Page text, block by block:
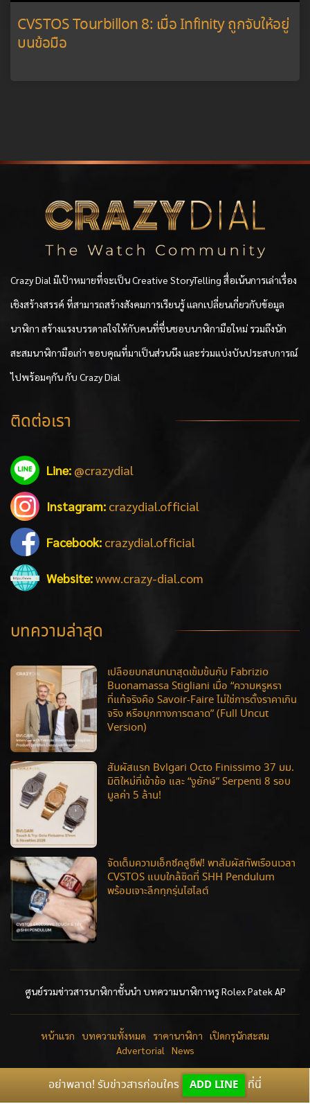
CVSTOS Tourbillon 8: เมื่อ Infinity ถูกจับให้อยู่
บนข้อมือ
Crazy Dial มีเป้าหมายที่จะเป็น Creative StoryTelling สื่อเน้นการเล่าเรื่อง
เชิงสร้างสรรค์ ที่สามารถสร้างสังคมการเรียนรู้ แลกเปลี่ยนเกี่ยวกับข้อมูล
นาฬิกา สร้างแรงบรรดาลใจให้กับคนที่ชื่นชอบนาฬิกามือใหม่ รวมถึงนัก
สะสมนาฬิกามือเก่า ขอบคุณที่มาเป็นส่วนนึง และร่วมแบ่งบันประสบการณ์
ไปพร้อมๆกัน กับ Crazy Dial
ติดต่อเรา
Line: @crazydial
Instagram: crazydial.official
Facebook: crazydial.official
Website:www.crazy-dial.com
บทความล่าสุด
เปลือยบทสนทนาสุดเข้มข้นกับ Fabrizio
Buonamassa Stigliani เมื่อ “ความหรูหรา
ที่แท้จริงคือ Savoir-Faire ไม่ใช่การตั้งราคาเกิน
จริง หรือมุกทางการตลาด” (Full Uncut
Version)
สัมผัสแรก Bvlgari Octo Finissimo 37 มม.
มิติใหม่ที่เข้าข้อ และ “งูยักษ์” Serpenti 8 รอบ
มูลค่า 5 ล้าน!
จัดเต็มความเอ็กซ์คลูซีฟ! พาสัมผัสทัพเรือนเวลา
CVSTOS แบบใกล้ชิดที่ SHH Pendulum
พร้อมเจาะลึกทุกรุ่นไฮไลต์
ศูนย์รวมข่าวสารนาฬิกาชั้นนำ บทความนาฬิกาหรู Rolex Patek AP
หน้าแรก บทความทั้งหมด ราคานาฬิกา
เปิดกรุนักสะสม
Advertorial
News
อย่าพลาด! รับข่าวสารก่อนใคร ADD LINE ที่นี่